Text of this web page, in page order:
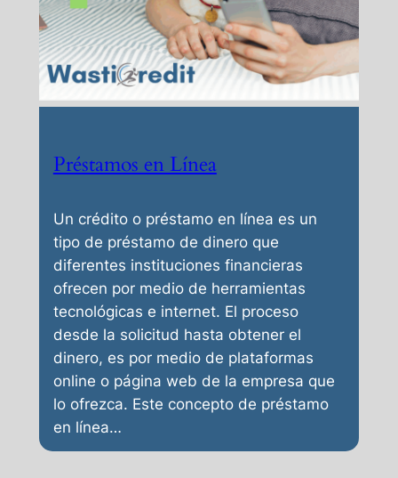
Préstamos en Línea
Un crédito o préstamo en línea es un
tipo de préstamo de dinero que
diferentes instituciones financieras
ofrecen por medio de herramientas
tecnológicas e internet. El proceso
desde la solicitud hasta obtener el
dinero, es por medio de plataformas
online o página web de la empresa que
lo ofrezca. Este concepto de préstamo
en línea…